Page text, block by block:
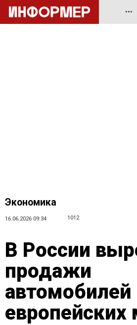
•••
Экономика
16.06.2026 09:34 1012
В России
продажи
автомобилей
европейских